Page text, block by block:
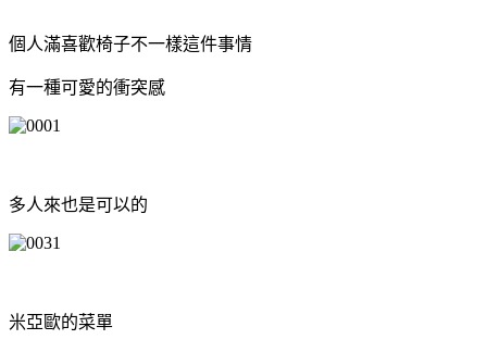
個人滿喜歡椅子不一樣這件事情
有一種可愛的衝突感
多人來也是可以的
米亞歐的菜單